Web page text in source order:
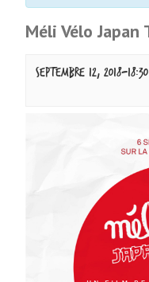
Méli Vélo
septembre 12, 2018-18:30